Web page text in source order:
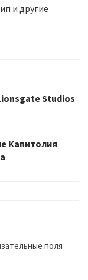
и другие
Studios
Капитолия
поля